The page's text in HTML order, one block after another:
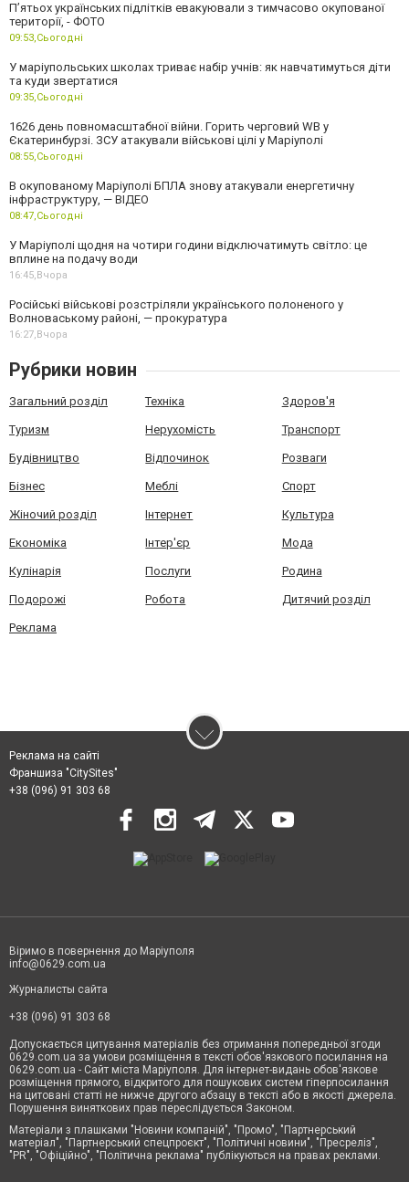
П’ятьох українських підлітків евакуювали з тимчасово окупованої
території, - ФОТО
09:53,Сьогодні
У маріупольських школах триває набір учнів: як навчатимуться діти
та куди звертатися
09:35,Сьогодні
1626 день повномасштабної війни. Горить черговий WB у
Єкатеринбурзі. ЗСУ атакували військові цілі у Маріуполі
08:55,Сьогодні
В окупованому Маріуполі БПЛА знову атакували енергетичну
інфраструктуру, — ВІДЕО
08:47,Сьогодні
У Маріуполі щодня на чотири години відключатимуть світло: це
вплине на подачу води
16:45,Вчора
Російські військові розстріляли українського полоненого у
Волноваському районі, — прокуратура
16:27,Вчора
Рубрики новин
Загальний розділ Техніка Здоров'я
Туризм Нерухомість Транспорт
Будівництво Відпочинок Розваги
Бізнес Меблі Спорт
Жіночий розділ Інтернет Культура
Економіка Інтер'єр Мода
Кулінарія Послуги Родина
Подорожі Робота Дитячий розділ
Реклама
Реклама на сайті
Франшиза "CitySites"
+38 (096) 91 303 68
Віримо в повернення до Маріуполя
info@0629.com.ua
Журналисты сайта
+38 (096) 91 303 68
Допускається цитування матеріалів без отримання попередньої згоди
0629.com.ua за умови розміщення в тексті обов'язкового посилання на
0629.com.ua - Сайт міста Маріуполя. Для інтернет-видань обов'язкове
розміщення прямого, відкритого для пошукових систем гіперпосилання
на цитовані статті не нижче другого абзацу в тексті або в якості джерела.
Порушення виняткових прав переслідується Законом.
Матеріали з плашками "Новини компаній", "Промо", "Партнерський
матеріал", "Партнерський спецпроєкт", "Політичні новини", "Пресреліз",
"PR", "Офіційно", "Політична реклама" публікуються на правах реклами.